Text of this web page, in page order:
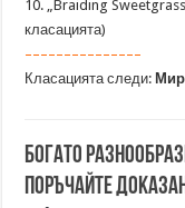
10. „Braiding
класацията)
–––––––––––––––
Класацията следи:
Богато
Поръчайте